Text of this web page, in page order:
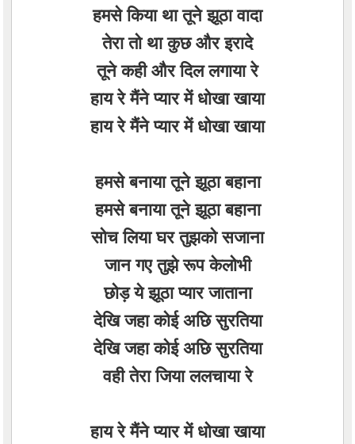
हमसे किया था तूने झूठा वादा
तेरा तो था कुछ और इरादे
तूने कही और दिल लगाया रे
हाय रे मैंने प्यार में धोखा खाया
हाय रे मैंने प्यार में धोखा खाया
हमसे बनाया तूने झूठा बहाना
हमसे बनाया तूने झूठा बहाना
सोच लिया घर तुझको सजाना
जान गए तुझे रूप केलोभी
छोड़ ये झूठा प्यार जाताना
देखि जहा कोई अछि सुरतिया
देखि जहा कोई अछि सुरतिया
वही तेरा जिया ललचाया रे
हाय रे मैंने प्यार में धोखा खाया